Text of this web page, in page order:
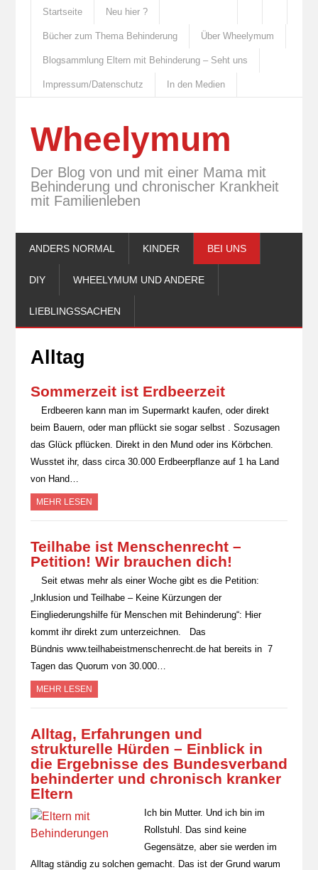
Startseite Neu hier ?
Bücher zum Thema Behinderung Über Wheelymum
Blogsammlung Eltern mit Behinderung – Seht uns
Impressum/Datenschutz In den Medien
Wheelymum
Der Blog von und mit einer Mama mit
Behinderung und chronischer Krankheit
mit Familienleben
ANDERS NORMAL KINDER BEI UNS
DIY WHEELYMUM UND ANDERE
LIEBLINGSSACHEN
Alltag
Sommerzeit ist Erdbeerzeit
Erdbeeren kann man im Supermarkt kaufen, oder direkt
beim Bauern, oder man pflückt sie sogar selbst . Sozusagen
das Glück pflücken. Direkt in den Mund oder ins Körbchen.
Wusstet ihr, dass circa 30.000 Erdbeerpflanze auf 1 ha Land
von Hand…
MEHR LESEN
Teilhabe ist Menschenrecht –
Petition! Wir brauchen dich!
Seit etwas mehr als einer Woche gibt es die Petition:
„Inklusion und Teilhabe – Keine Kürzungen der
Eingliederungshilfe für Menschen mit Behinderung“: Hier
kommt ihr direkt zum unterzeichnen. Das
Bündnis www.teilhabeistmenschenrecht.de hat bereits in 7
Tagen das Quorum von 30.000…
MEHR LESEN
Alltag, Erfahrungen und
strukturelle Hürden – Einblick in
die Ergebnisse des Bundesverband
behinderter und chronisch kranker
Eltern
Ich bin Mutter. Und ich bin im
Rollstuhl. Das sind keine
Gegensätze, aber sie werden im
Alltag ständig zu solchen gemacht. Das ist der Grund warum